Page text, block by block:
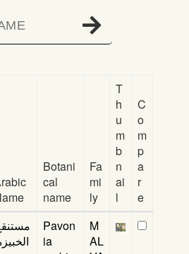
Botani
cal
name
Fa
mi
ly
T
h
u
m
b
n
ai
l
C
o
m
p
a
r
e
Pavon
ia
M
AL